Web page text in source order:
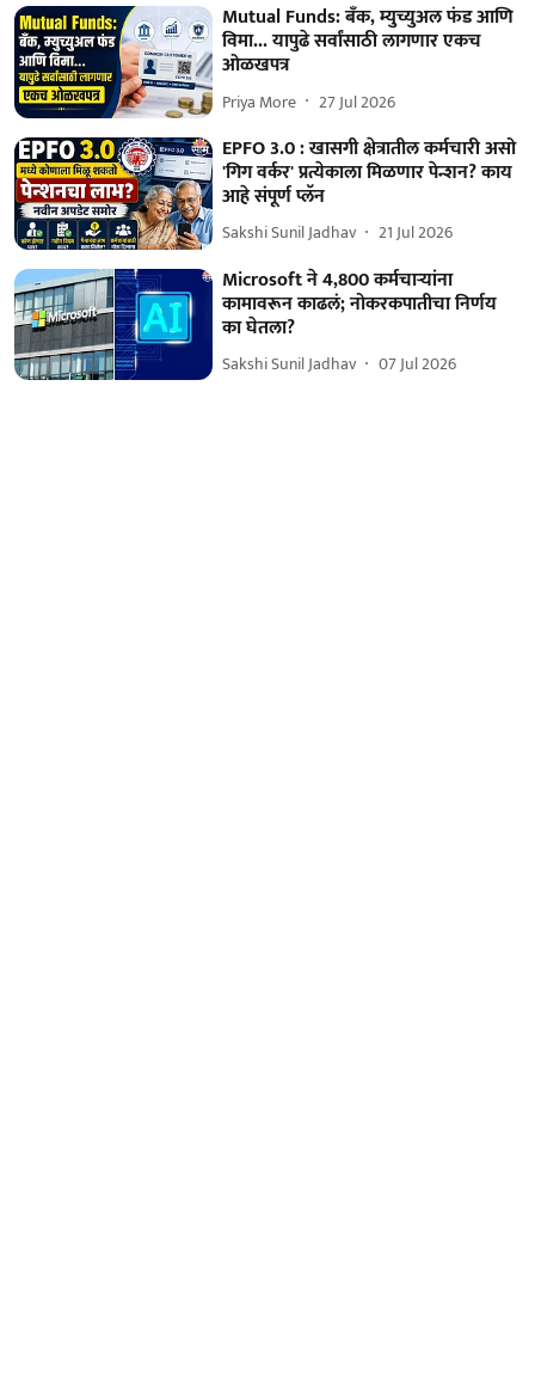
Mutual Funds: बँक, म्युच्युअल फंड आणि
विमा... यापुढे सर्वांसाठी लागणार एकच
ओळखपत्र
Priya More 27 Jul 2026
EPFO 3.0 : खासगी क्षेत्रातील कर्मचारी असो
'गिग वर्कर' प्रत्येकाला मिळणार पेन्शन? काय
आहे संपूर्ण प्लॅन
Sakshi Sunil Jadhav 21 Jul 2026
Microsoft ने 4,800 कर्मचाऱ्यांना
कामावरून काढलं; नोकरकपातीचा निर्णय
का घेतला?
Sakshi Sunil Jadhav 07 Jul 2026